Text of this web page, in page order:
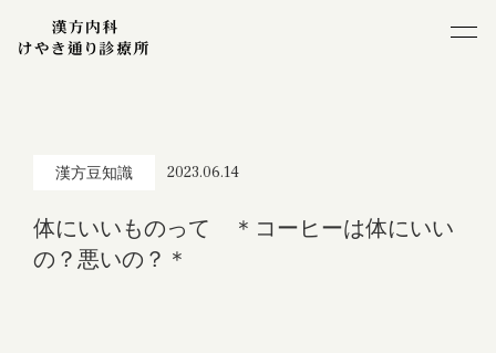
漢方豆知識 2023.06.14
体にいいものって ＊コーヒーは体にいい
の？悪いの？＊